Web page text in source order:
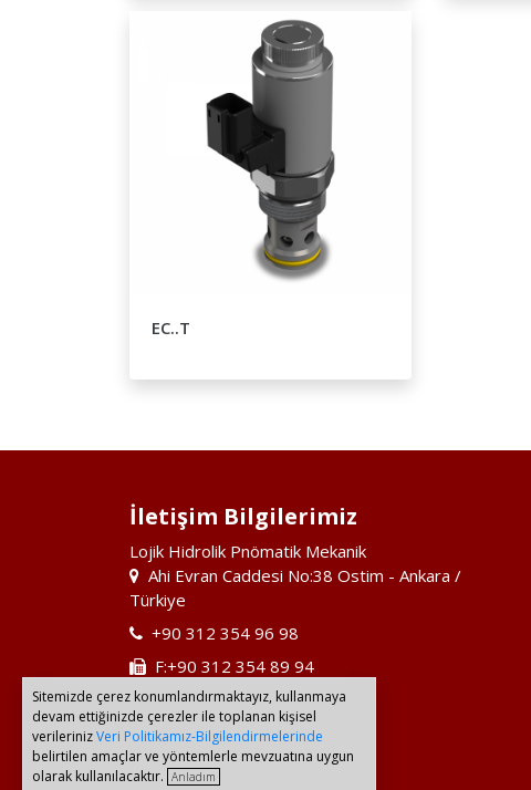
EC..T
İletişim Bilgilerimiz
Lojik Hidrolik Pnömatik Mekanik
Ahi Evran Caddesi No:38 Ostim - Ankara /
Türkiye
+90 312 354 96 98
F:+90 312 354 89 94
0533 957 67 81
info@lojik.com.tr
Sitemizde çerez konumlandırmaktayız, kullanmaya
devam ettiğinizde çerezler ile toplanan kişisel
verilerinizVeri Politikamız-Bilgilendirmelerinde
belirtilen amaçlar ve yöntemlerle mevzuatına uygun
olarak kullanılacaktır. Anladım